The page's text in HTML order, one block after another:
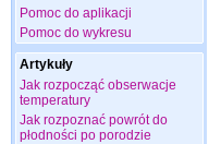
Pomoc do aplikacji
Pomoc do wykresu
Artykuły
Jak rozpocząć obserwacje
temperatury
Jak rozpoznać powrót do
płodności po porodzie